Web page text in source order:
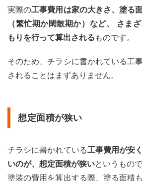
実際の工事費用は家の大きさ、塗る
（繁忙期か閑散期か）など、 さま
もりを行って算出される ものです。
そのため、チラシに書かれている工
されることはまずありません。
想定面積が狭い
チラシに書かれている工事費用が安
いのが、想定面積が狭いというもので
塗装の費用を算出する際、塗る面積